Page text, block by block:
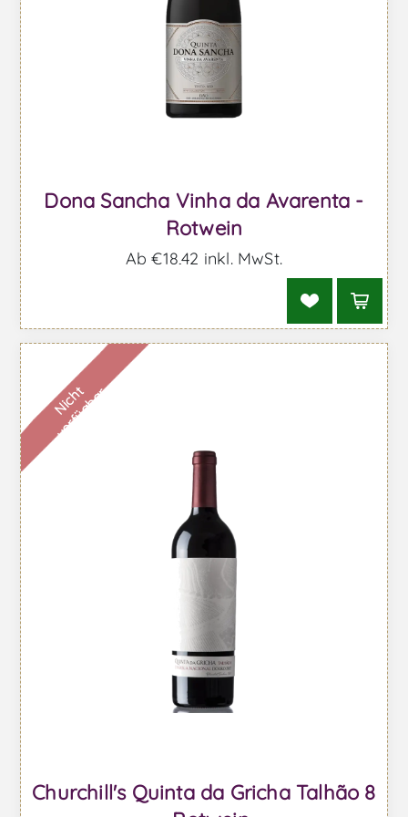
Dona Sancha Vinha da Avarenta -
Rotwein
Ab €18,42 inkl. MwSt.
N
i
c
h
t
v
e
r
f
ü
g
b
a
r
Churchill's Quinta da Gricha Talhão 8